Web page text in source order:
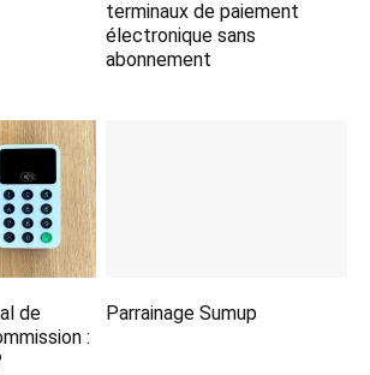
terminaux de paiement
électronique sans
abonnement
de
:
Parrainage Sumup